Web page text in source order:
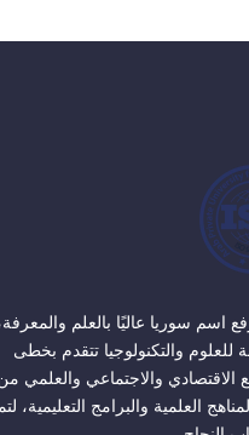
اسم سوريا عاليًا بالعلم
للعلوم والتكنولوجيا تتقدم بخطى
الاقتصادي والاجتماعي والعلمي
العلمية والبرامج التعليمية،